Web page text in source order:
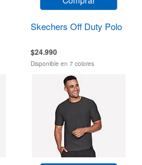
Skechers Off Duty Polo
$24.990
Disponible en 7 colores